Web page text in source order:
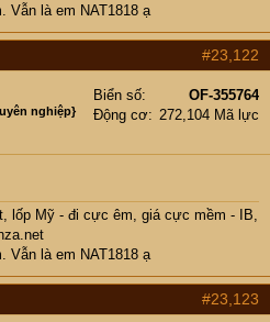
Vẫn là em NAT1818 ạ
#23,122
nghiệp}
Biển số
OF-355764
Động cơ
272,104 Mã lực
lốp Mỹ - đi cực êm, giá cực mềm - IB,
Vẫn là em NAT1818 ạ
#23,123